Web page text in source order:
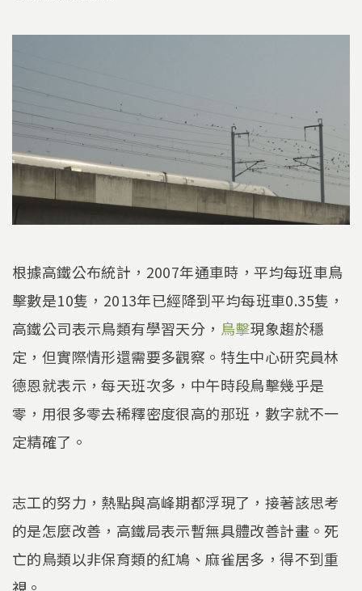
根據高鐵公布統計，2007年通車時，平均每班車鳥
擊數是10隻，2013年已經降到平均每班車0.35隻，
高鐵公司表示鳥類有學習天分， 鳥擊現象趨於穩
定，但實際情形還需要多觀察。特生中心研究員林
德恩就表示，每天班次多，中午時段鳥擊幾乎是
零，用很多零去稀釋密度很高的那班，數字就不一
定精確了。
志工的努力，熱點與高峰期都浮現了，接著該思考
的是怎麼改善，高鐵局表示暫無具體改善計畫。死
亡的鳥類以非保育類的紅鳩、麻雀居多，得不到重